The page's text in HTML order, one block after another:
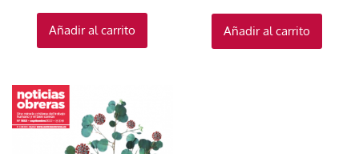
Añadir al carrito Añadir al carrito